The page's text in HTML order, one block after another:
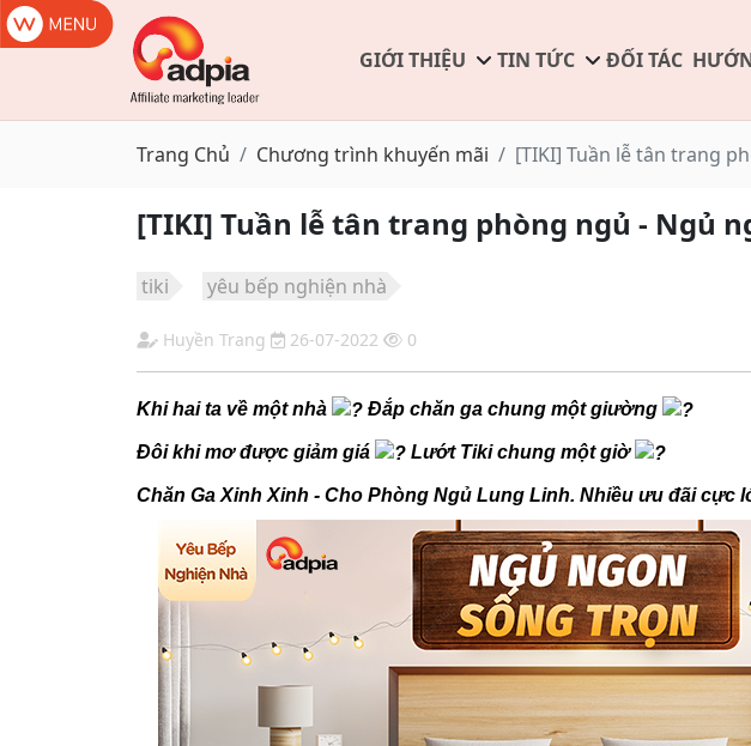
GIỚI THIỆU TIN TỨC ĐỐI TÁC
Trang Chủ Chương trình khuyến mãi [TIKI] Tuần lễ tân trang
[TIKI] Tuần lễ tân trang phòng ngủ - Ngủ
tiki yêu bếp nghiện nhà
Huyền Trang 26-07-2022 0
Khi hai ta về một nhà Đắp chăn ga chung một giường
Đôi khi mơ được giảm giá Lướt Tiki chung một giờ
Chăn Ga Xinh Xinh - Cho Phòng Ngủ Lung Linh. Nhiều ưu đãi cực